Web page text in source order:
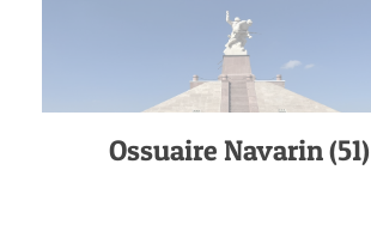
Ossuaire Navarin (51)